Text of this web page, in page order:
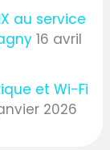
au service
16 avril
et Wi-Fi
2026